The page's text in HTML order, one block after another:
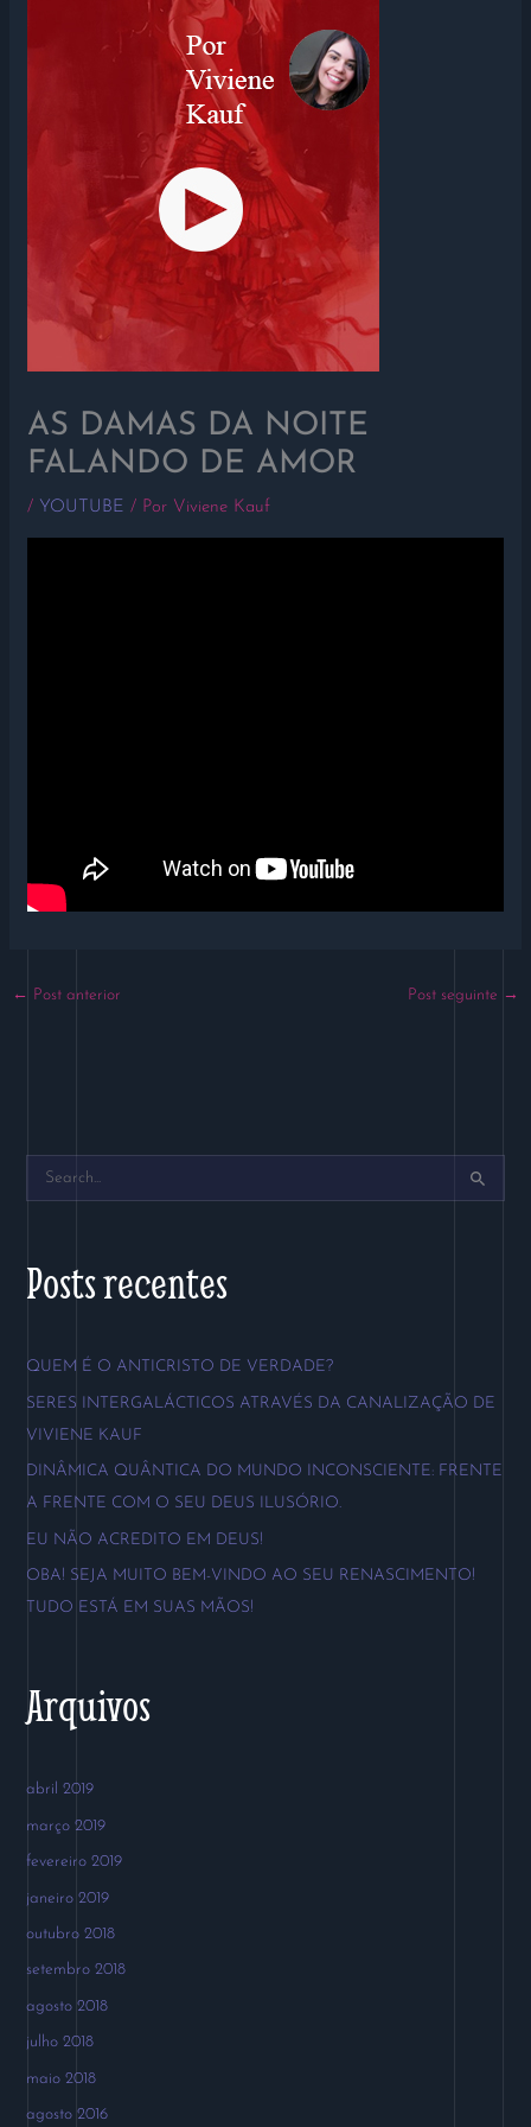
AS DAMAS DA NOITE
FALANDO DE AMOR
/ YOUTUBE / Por Viviene Kauf
← Post anterior Post seguinte →
q
i
s
o
r
Posts recentes
QUEM É O ANTICRISTO DE VERDADE?
SERES INTERGALÁCTICOS ATRAVÉS DA CANALIZAÇÃO DE
VIVIENE KAUF
DINÂMICA QUÂNTICA DO MUNDO INCONSCIENTE: FRENTE
A FRENTE COM O SEU DEUS ILUSÓRIO.
EU NÃO ACREDITO EM DEUS!
OBA! SEJA MUITO BEM-VINDO AO SEU RENASCIMENTO!
TUDO ESTÁ EM SUAS MÃOS!
Arquivos
abril 2019
março 2019
fevereiro 2019
janeiro 2019
outubro 2018
setembro 2018
agosto 2018
julho 2018
maio 2018
agosto 2016